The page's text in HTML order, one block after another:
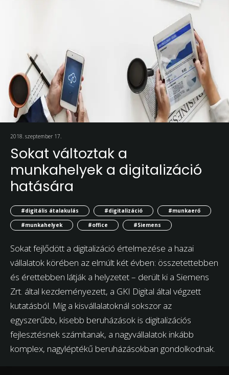
2018. szeptember 17.
Sokat változtak a
munkahelyek a digitalizáció
hatására
#digitális átalakulás #digitalizáció
#munkaerő
#munkahelyek
#office #Siemens
Sokat fejlődött a digitalizáció értelmezése a hazai
vállalatok körében az elmúlt két évben: összetettebben
és érettebben látják a helyzetet – derült ki a Siemens
Zrt. által kezdeményezett, a GKI Digital által végzett
kutatásból. Míg a kisvállalatoknál sokszor az
egyszerűbb, kisebb beruházások is digitalizációs
fejlesztésnek számítanak, a nagyvállalatok inkább
komplex, nagyléptékű beruházásokban gondolkodnak.